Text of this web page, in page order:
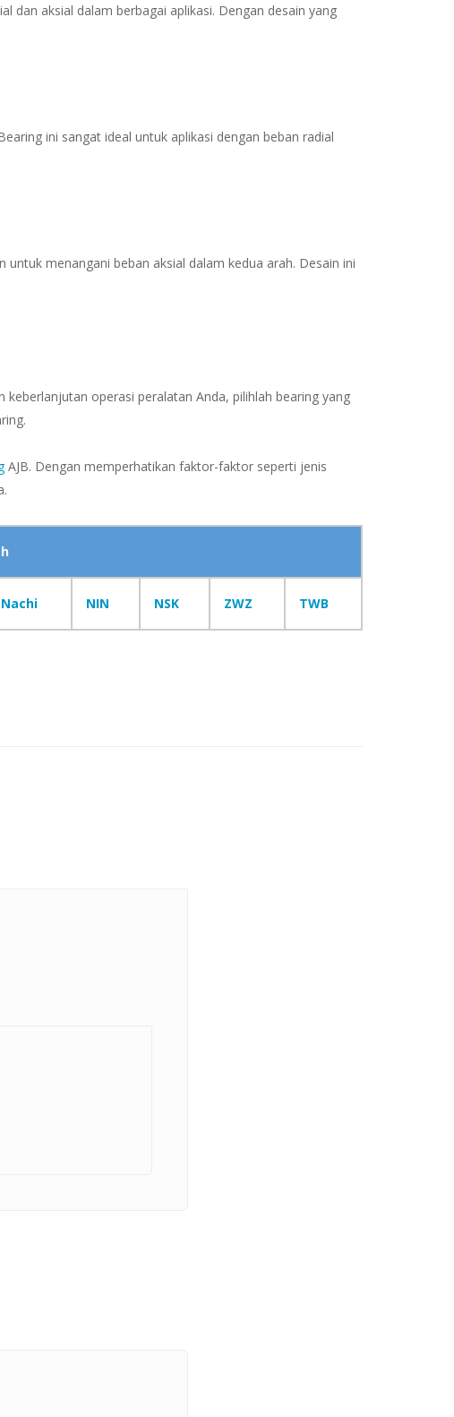
dan aksial dalam berbagai aplikasi. Dengan desain yang
ini sangat ideal untuk aplikasi dengan beban radial
menangani beban aksial dalam kedua arah. Desain ini
keberlanjutan operasi peralatan Anda, pilihlah bearing yang
AJB. Dengan memperhatikan faktor-faktor seperti jenis
Nachi NIN NSK ZWZ TWB